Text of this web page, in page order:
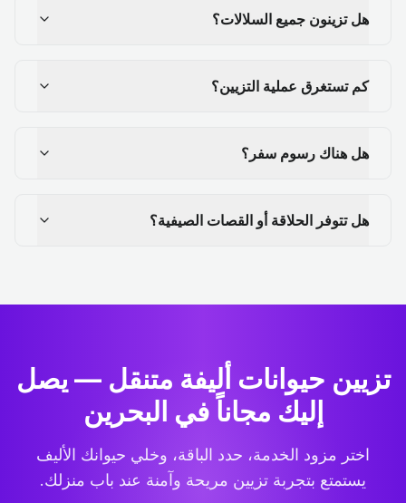
هل تزينون جميع السلالات؟
كم تستغرق عملية التزيين؟
هل هناك رسوم سفر؟
هل تتوفر الحلاقة أو القصات الصيفية؟
تزيين حيوانات أليفة متنقل — يصل
إليك مجاناً في البحرين
اختر مزود الخدمة، حدد الباقة، وخلي حيوانك الأليف
يستمتع بتجربة تزيين مريحة وآمنة عند باب منزلك.